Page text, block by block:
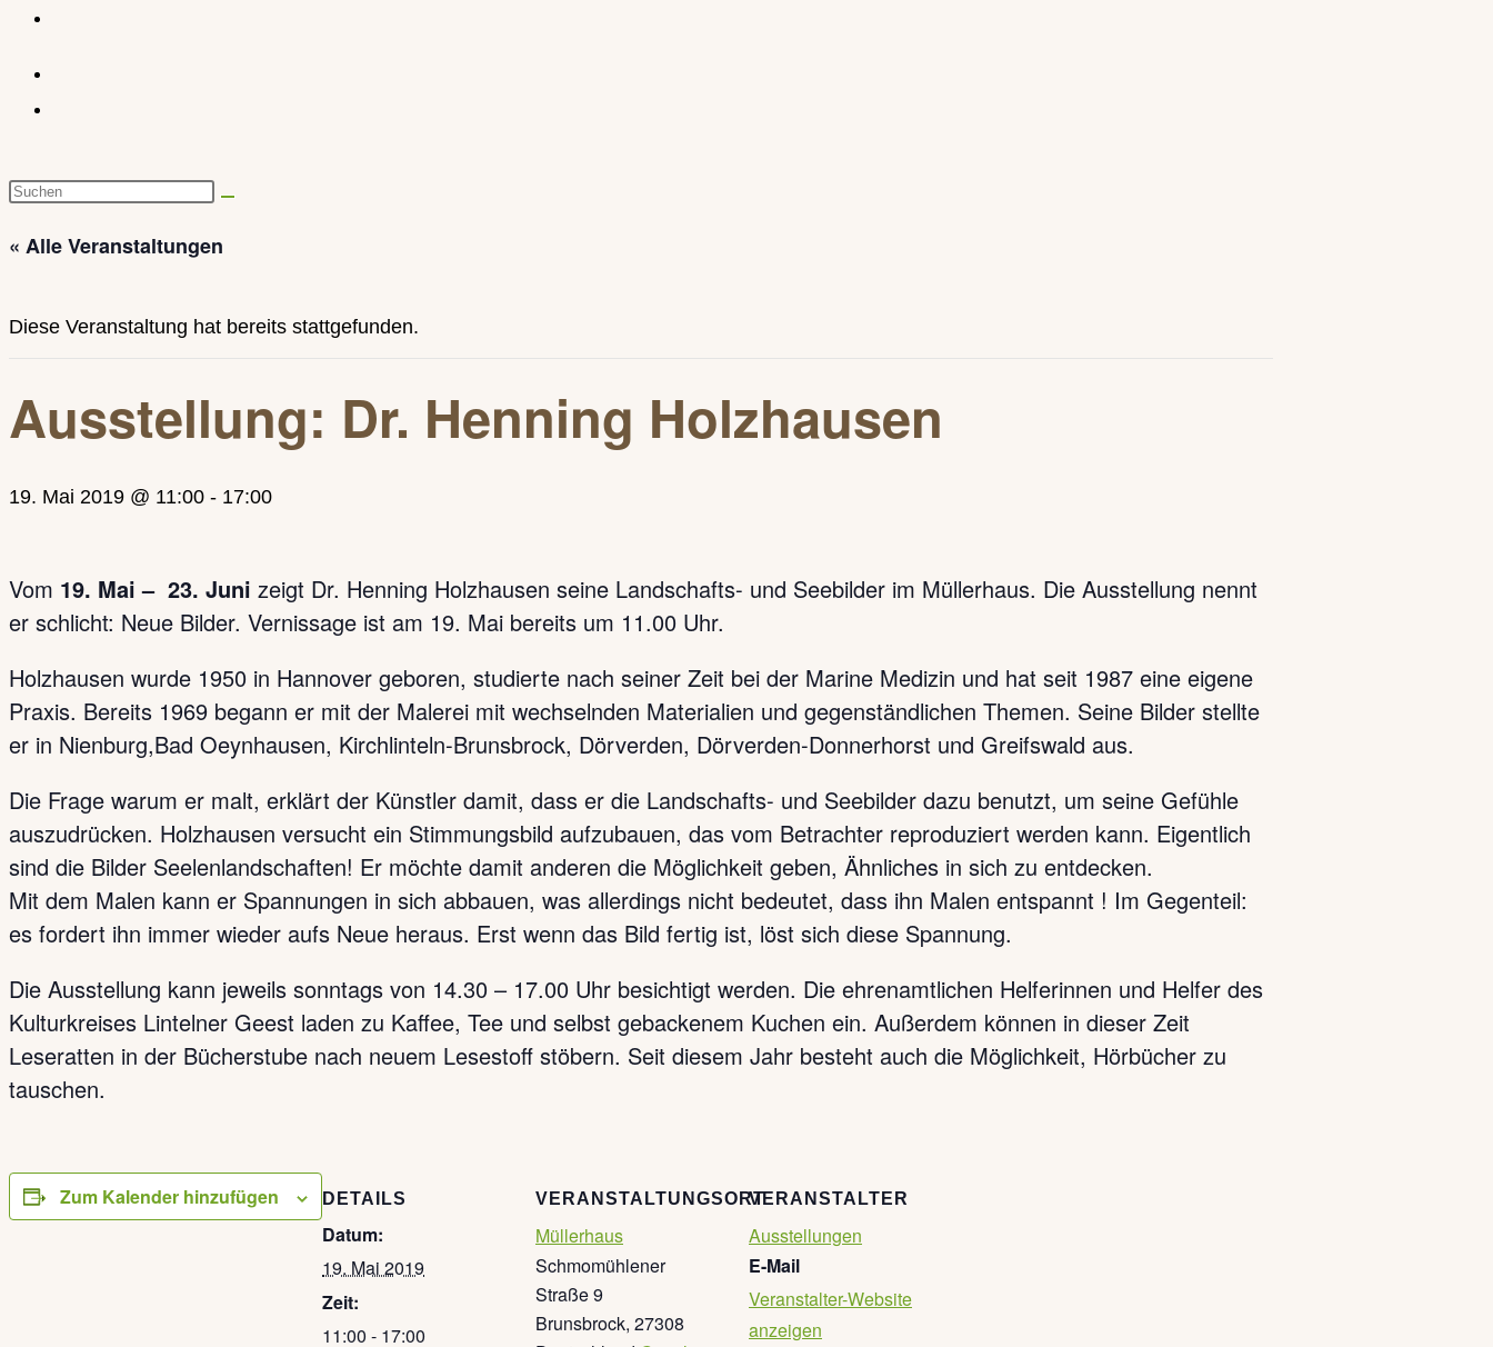
Diese
durchsuchen
« Alle Veranstaltungen
Diese Veranstaltung hat bereits stattgefunden.
Ausstellung: Dr. Henning Holzhausen
19. Mai 2019 @ 11:00 - 17:00
Vom 19. Mai – 23. Juni zeigt Dr. Henning Holzhausen seine Landschafts- und Seebilder im Müllerhaus. Die Ausstellung nennt
er schlicht: Neue Bilder. Vernissage ist am 19. Mai bereits um 11.00 Uhr.
Holzhausen wurde 1950 in Hannover geboren, studierte nach seiner Zeit bei der Marine Medizin und hat seit 1987 eine eigene
Praxis. Bereits 1969 begann er mit der Malerei mit wechselnden Materialien und gegenständlichen Themen. Seine Bilder stellte
er in Nienburg,Bad Oeynhausen, Kirchlinteln-Brunsbrock, Dörverden, Dörverden-Donnerhorst und Greifswald aus.
Die Frage warum er malt, erklärt der Künstler damit, dass er die Landschafts- und Seebilder dazu benutzt, um seine Gefühle
auszudrücken. Holzhausen versucht ein Stimmungsbild aufzubauen, das vom Betrachter reproduziert werden kann. Eigentlich
sind die Bilder Seelenlandschaften! Er möchte damit anderen die Möglichkeit geben, Ähnliches in sich zu entdecken.
Mit dem Malen kann er Spannungen in sich abbauen, was allerdings nicht bedeutet, dass ihn Malen entspannt ! Im Gegenteil:
es fordert ihn immer wieder aufs Neue heraus. Erst wenn das Bild fertig ist, löst sich diese Spannung.
Die Ausstellung kann jeweils sonntags von 14.30 – 17.00 Uhr besichtigt werden. Die ehrenamtlichen Helferinnen und Helfer des
Kulturkreises Lintelner Geest laden zu Kaffee, Tee und selbst gebackenem Kuchen ein. Außerdem können in dieser Zeit
Leseratten in der Bücherstube nach neuem Lesestoff stöbern. Seit diesem Jahr besteht auch die Möglichkeit, Hörbücher zu
tauschen.
Zum Kalender hinzufügen DETAILS
Datum:
19. Mai 2019
Zeit:
11:00 - 17:00
VERANSTALTUNGSORT
Müllerhaus
Schmomühlener
Straße 9
Brunsbrock, 27308
VERANSTALTER
Ausstellungen
E-Mail
Veranstalter-Website
anzeigen